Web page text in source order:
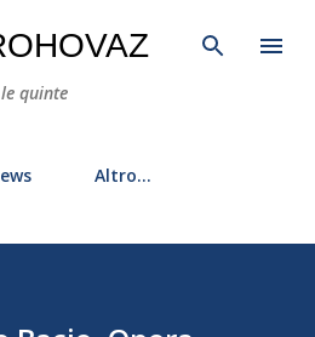
contenuti principali
quinte
Altro…